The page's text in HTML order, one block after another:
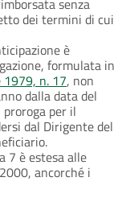
dei termini di cui
è
formulata in
n. 17, non
dalla data del
per il
dal Dirigente del
7 è estesa alle
ancorché i